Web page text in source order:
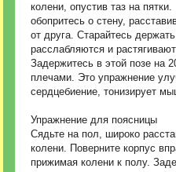
колени, опустив таз на
обопритесь о стену,
от друга. Старайтесь
расслабляются и
Задержитесь в этой позе на
плечами. Это упражнение
сердцебиение, тонизирует
Упражнение для поясницы
Сядьте на пол, широко
колени. Поверните корпус
прижимая колени к полу.